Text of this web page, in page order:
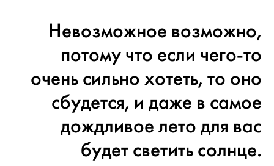
Невозможное возможно,
потому что если чего-то
очень сильно хотеть, то оно
сбудется, и даже в самое
дождливое лето для вас
будет светить солнце.